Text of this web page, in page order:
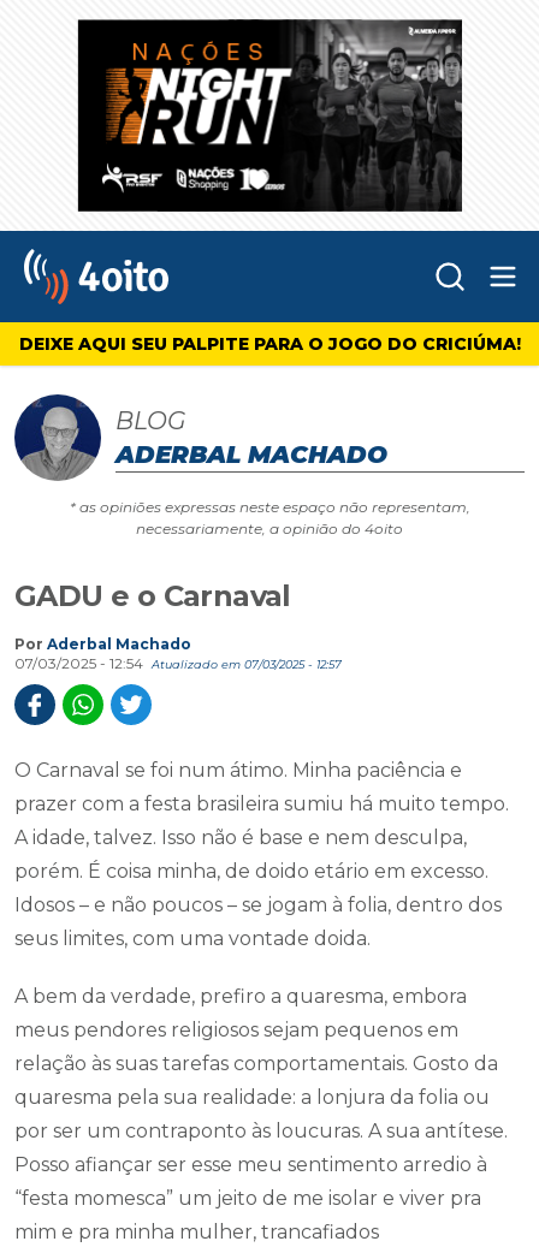
4oito
DEIXE AQUI SEU PALPITE PARA O JOGO DO CRICIÚMA!
BLOG
ADERBAL MACHADO
* as opiniões expressas neste espaço não representam,
necessariamente, a opinião do 4oito
GADU e o Carnaval
Por Aderbal Machado
07/03/2025 - 12:54
Atualizado em 07/03/2025 - 12:57
O Carnaval se foi num átimo. Minha paciência e
prazer com a festa brasileira sumiu há muito tempo.
A idade, talvez. Isso não é base e nem desculpa,
porém. É coisa minha, de doido etário em excesso.
Idosos – e não poucos – se jogam à folia, dentro dos
seus limites, com uma vontade doida.
A bem da verdade, prefiro a quaresma, embora
meus pendores religiosos sejam pequenos em
relação às suas tarefas comportamentais. Gosto da
quaresma pela sua realidade: a lonjura da folia ou
por ser um contraponto às loucuras. A sua antítese.
Posso afiançar ser esse meu sentimento arredio à
“festa momesca” um jeito de me isolar e viver pra
mim e pra minha mulher, trancafiados